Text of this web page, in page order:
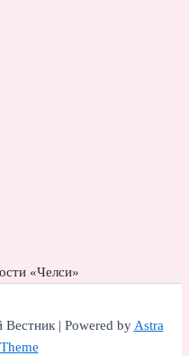
«Челси»
| Powered byAstra